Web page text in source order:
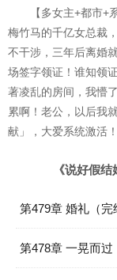
【多女主+都市
梅竹马的千亿女总裁
不干涉，三年后离婚
场签字领证！谁知领
著凌乱的房间，我懵
累啊！老公，以后我
献」，大爱系统激活！
《说好假
第479章 婚礼（完
第478章 一晃而过